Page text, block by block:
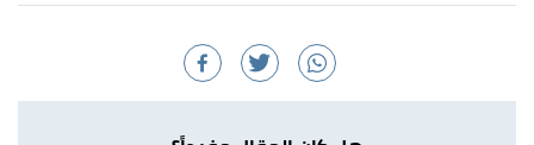
Alina Bradford (2/5/2017), American crow
measures around,(337 to 1,625 grams). "Facts About